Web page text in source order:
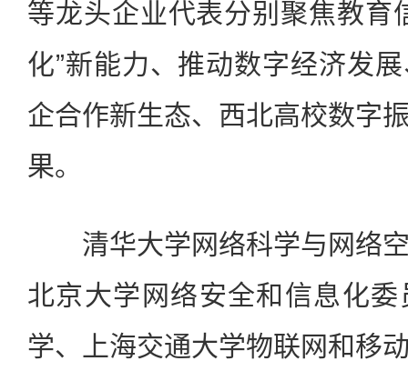
等龙头企业代表分别聚焦教育
化”新能力、推动数字经济发
企合作新生态、西北高校数字
果。
清华大学网络科学与网络空
北京大学网络安全和信息化
学、上海交通大学物联网和移